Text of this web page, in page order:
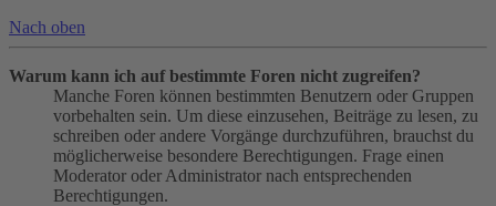
Nach oben
Warum kann ich auf bestimmte Foren nicht zugreifen?
Manche Foren können bestimmten Benutzern oder Gruppen
vorbehalten sein. Um diese einzusehen, Beiträge zu lesen, zu
schreiben oder andere Vorgänge durchzuführen, brauchst du
möglicherweise besondere Berechtigungen. Frage einen
Moderator oder Administrator nach entsprechenden
Berechtigungen.